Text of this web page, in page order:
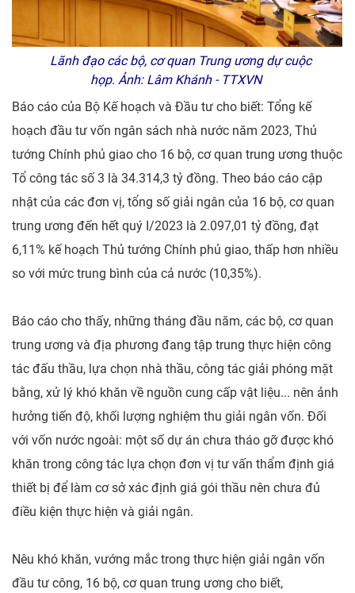
Lãnh đạo các bộ, cơ quan Trung ương dự cuộc
họp. Ảnh: Lâm Khánh - TTXVN
Báo cáo của Bộ Kế hoạch và Đầu tư cho biết: Tổng kế
hoạch đầu tư vốn ngân sách nhà nước năm 2023, Thủ
tướng Chính phủ giao cho 16 bộ, cơ quan trung ương thuộc
Tổ công tác số 3 là 34.314,3 tỷ đồng. Theo báo cáo cập
nhật của các đơn vị, tổng số giải ngân của 16 bộ, cơ quan
trung ương đến hết quý I/2023 là 2.097,01 tỷ đồng, đạt
6,11% kế hoạch Thủ tướng Chính phủ giao, thấp hơn nhiều
so với mức trung bình của cả nước (10,35%).
Báo cáo cho thấy, những tháng đầu năm, các bộ, cơ quan
trung ương và địa phương đang tập trung thực hiện công
tác đấu thầu, lựa chọn nhà thầu, công tác giải phóng mặt
bằng, xử lý khó khăn về nguồn cung cấp vật liệu... nên ảnh
hưởng tiến độ, khối lượng nghiệm thu giải ngân vốn. Đối
với vốn nước ngoài: một số dự án chưa tháo gỡ được khó
khăn trong công tác lựa chọn đơn vị tư vấn thẩm định giá
thiết bị để làm cơ sở xác định giá gói thầu nên chưa đủ
điều kiện thực hiện và giải ngân.
Nêu khó khăn, vướng mắc trong thực hiện giải ngân vốn
đầu tư công, 16 bộ, cơ quan trung ương cho biết,